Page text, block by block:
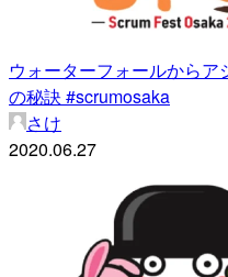
ウォーターフォールから
の秘訣 #scrumosaka
さけ
2020.06.27